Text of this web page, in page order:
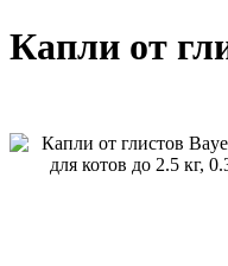
Капли от